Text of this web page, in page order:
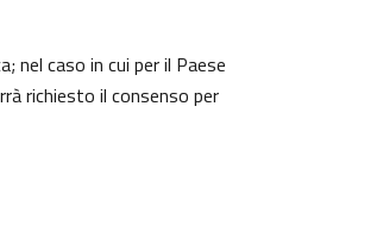
nel caso in cui per il Paese
richiesto il consenso per